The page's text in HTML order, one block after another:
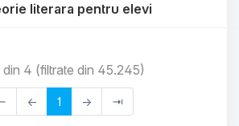
literara pentru elevi
din 4 (filtrate din 45.245)
← 1 → ⇥